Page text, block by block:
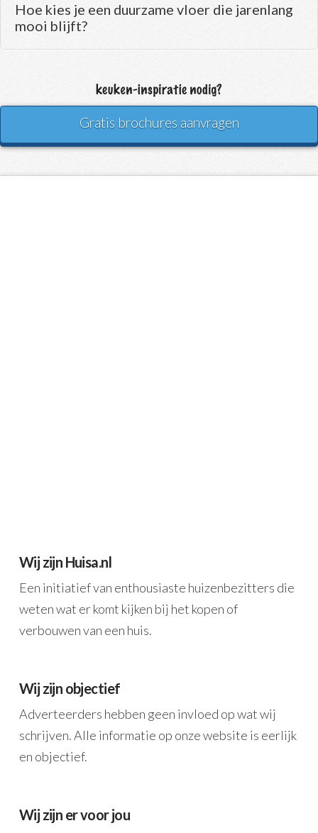
Hoe kies je een duurzame vloer die jarenlang
mooi blijft?
Gratis brochures aanvragen
Wij zijn Huisa.nl
Een initiatief van enthousiaste huizenbezitters die
weten wat er komt kijken bij het kopen of
verbouwen van een huis.
Wij zijn objectief
Adverteerders hebben geen invloed op wat wij
schrijven. Alle informatie op onze website is eerlijk
en objectief.
Wij zijn er voor jou